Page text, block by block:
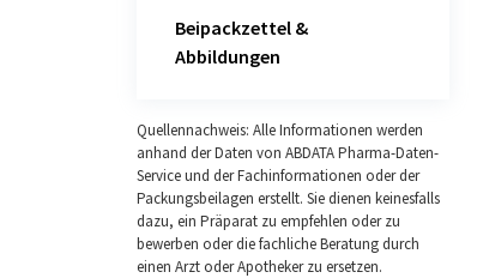
Beipackzettel &
Abbildungen
Quellennachweis: Alle Informationen werden
anhand der Daten von ABDATA Pharma-Daten-
Service und der Fachinformationen oder der
Packungsbeilagen erstellt. Sie dienen keinesfalls
dazu, ein Präparat zu empfehlen oder zu
bewerben oder die fachliche Beratung durch
einen Arzt oder Apotheker zu ersetzen.